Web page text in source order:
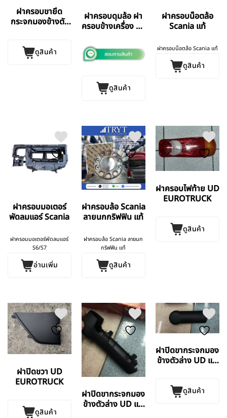
ฝาครอบขายึด
กระจกมองข้างตัว
ดูสินค้า
ฝาครอบดุมล้อ ฝา
ครอบข้างเครื่อง แท้
ดูสินค้า
ฝาครอบน็อตล้อ
Scania แท้
ฝาครอบน็อตล้อ Scania แท้
ดูสินค้า
ฝาครอบมอเตอร์
พัดลมแอร์ Scania
ฝาครอบมอเตอร์พัดลมแอร์
S6/S7
อ่านเพิ่ม
ฝาครอบล้อ Scania
ลายนกกริฟฟิน แท้
ฝาครอบล้อ Scania ลายนก
กริฟฟิน แท้
ดูสินค้า
ฝาครอบไฟท้าย UD
EUROTRUCK
ดูสินค้า
ฝาปิดขวา UD
EUROTRUCK
ดูสินค้า
ฝาปิดขากระจกมอง
ข้างตัวล่าง UD แท้
ฝาปิดขากระจกมอง
ข้างตัวล่าง UD แท้
ดูสินค้า